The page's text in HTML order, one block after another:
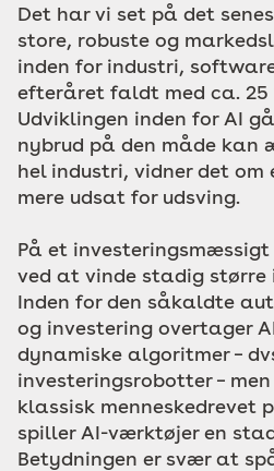
Det har vi set på det
store, robuste og
inden for industri,
efteråret faldt med ca.
Udviklingen inden for AI
nybrud på den måde kan
hel industri, vidner det om
mere udsat for udsving.
På et
ved at vinde stadig større
Inden for den såkaldte
og investering overtager
dynamiske algoritmer –
investeringsrobotter –
klassisk
spiller AI-værktøjer en
Betydningen er svær at